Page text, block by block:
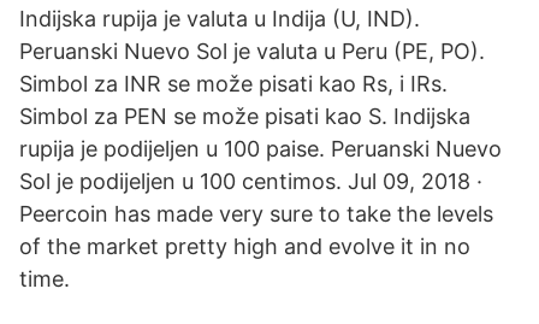
Indijska rupija je valuta u Indija (U, IND).
Peruanski Nuevo Sol je valuta u Peru (PE, PO).
Simbol za INR se može pisati kao Rs, i IRs.
Simbol za PEN se može pisati kao S. Indijska
rupija je podijeljen u 100 paise. Peruanski Nuevo
Sol je podijeljen u 100 centimos. Jul 09, 2018 ·
Peercoin has made very sure to take the levels
of the market pretty high and evolve it in no
time.